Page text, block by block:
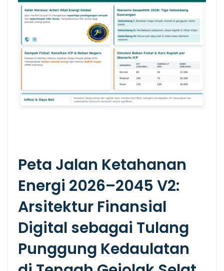
Peta Jalan Ketahanan
Energi 2026–2045 V2:
Arsitektur Finansial
Digital sebagai Tulang
Punggung Kedaulatan